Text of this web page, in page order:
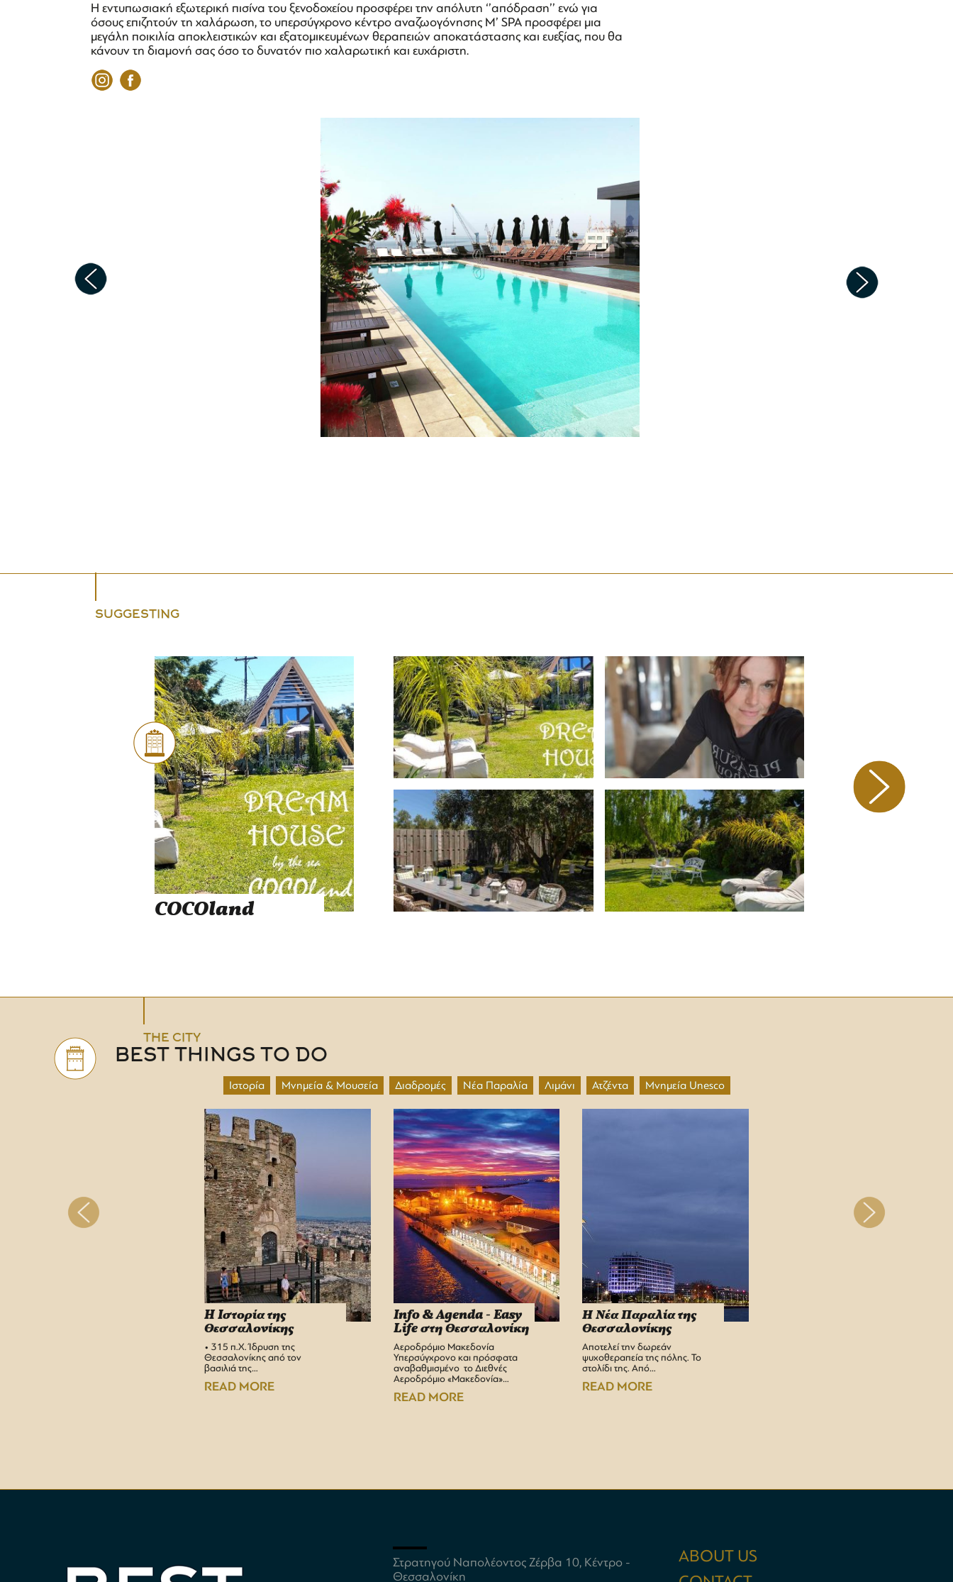
Η εντυπωσιακή εξωτερική πισίνα του ξενοδοχείου προσφέρει την απόλυτη ‘’απόδραση’’ ενώ για
όσους επιζητούν τη χαλάρωση, το υπερσύγχρονο κέντρο αναζωογόνησης M’ SPA προσφέρει μια
μεγάλη ποικιλία αποκλειστικών και εξατομικευμένων θεραπειών αποκατάστασης και ευεξίας, που θα
κάνουν τη διαμονή σας όσο το δυνατόν πιο χαλαρωτική και ευχάριστη.
SUGGESTING
COCOland
THE CITY
BEST THINGS TO DO
Ιστορία Μνημεία & Μουσεία Διαδρομές Νέα Παραλία Λιμάνι Ατζέντα Μνημεία Unesco
H Iστορία της
Θεσσαλονίκης
• 315 π.Χ. Ίδρυση της
Θεσσαλονίκης από τον
βασιλιά της…
READ MORE
Info & Agenda - Easy
Life στη Θεσσαλονίκη
Αεροδρόμιο Μακεδονία
Υπερσύγχρονο και πρόσφατα
αναβαθμισμένο το Διεθνές
Αεροδρόμιο «Μακεδονία»…
READ MORE
Η Νέα Παραλία της
Θεσσαλονίκης
Αποτελεί την δωρεάν
ψυχοθεραπεία της πόλης. Το
στολίδι της. Από…
READ MORE
Στρατηγού Ναπολέοντος Ζέρβα 10, Κέντρο -
Θεσσαλονίκη
ABOUT US